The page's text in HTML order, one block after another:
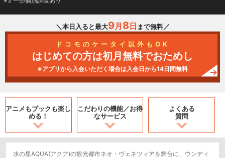
＼本日入ると最大9月 8日 まで無料／
ドコモのケータイ以外もOK
はじめての方は初月無料でおためし
※アプリから入会いただく場合は入会日から14日間無料
アニメもブックも楽し
める！
こだわりの機能／お得
なサービス
よくある
質問
水の星AQUA(アクア)の観光都市ネオ・ヴェネツィアを舞台に、ウンディ